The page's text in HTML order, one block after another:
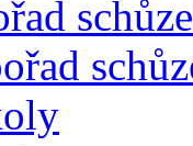
schůze